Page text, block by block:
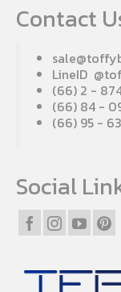
Contact
LineID
(66) 2 -
(66) 84 -
(66) 95 -
Social